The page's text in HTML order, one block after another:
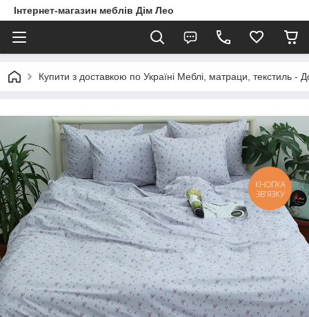
Інтернет-магазин меблів Дім Лео
Купити з доставкою по Україні Меблі, матраци, текстиль -
КНОПКА
ЗВ'ЯЗКУ